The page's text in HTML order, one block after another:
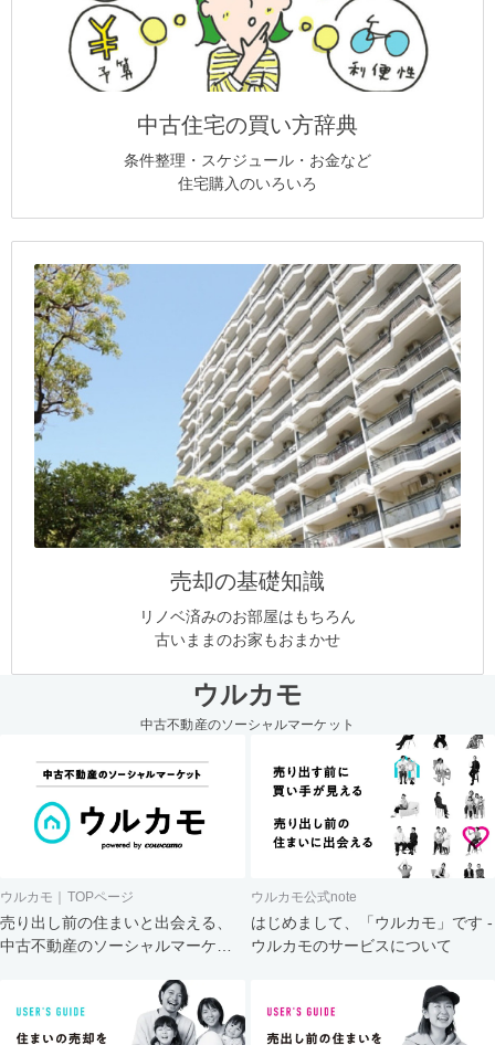
中古住宅の買い方辞典
条件整理・スケジュール・お金など
住宅購入のいろいろ
売却の基礎知識
リノベ済みのお部屋はもちろん
古いままのお家もおまかせ
ウルカモ
中古不動産のソーシャルマーケット
ウルカモ｜TOPページ
売り出し前の住まいと出会える、
中古不動産のソーシャルマーケッ
ウルカモ公式note
はじめまして、「ウルカモ」です -
ウルカモのサービスについて